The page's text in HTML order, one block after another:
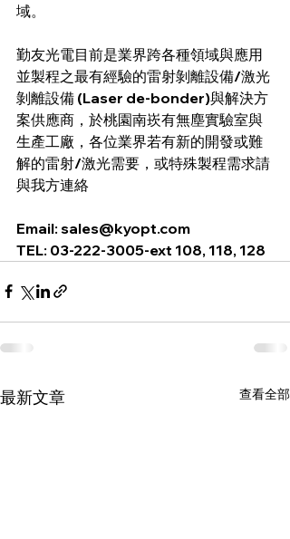
域。
勤友光電目前是業界跨各種領域與應用
並製程之最有經驗的雷射剝離設備/激光
剝離設備 (Laser de-bonder)與解決方
案供應商，於桃園南崁有無塵實驗室與
生產工廠，各位業界若有新的開發或難
解的雷射/激光需要，或特殊製程需求請
與我方連絡
Email: sales@kyopt.com
TEL: 03-222-3005-ext 108, 118, 128
最新文章 查看全部